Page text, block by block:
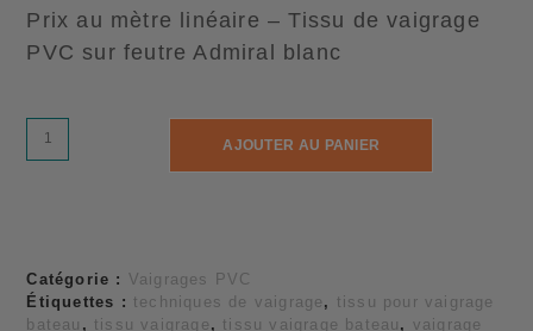
Prix au mètre linéaire – Tissu de vaigrage
PVC sur feutre Admiral blanc
quantité
🇫🇷
larg
AJOUTER AU PANIER
Catégorie : Vaigrages PVC
Étiquettes : techniques de vaigrage , tissu pour vaigrage
bateau , tissu vaigrage , tissu vaigrage bateau , vaigrage